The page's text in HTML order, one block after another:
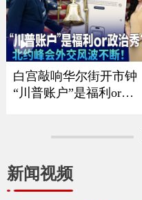
留学新规 F-1只能待4
年？；华人、留学生、
移民家庭哪些人将受影
响？《中文焦点》7/23/2
026
白宫敲响华尔街开市钟
“川普账户”是福利or政
风波不断 ；一张红牌惊
风波引争议《中文焦
点》7/9/2026
新闻视频